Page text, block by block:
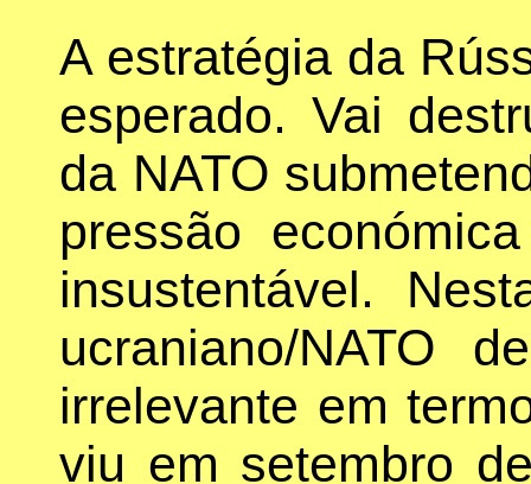
A estratégia da
esperado. Vai
da NATO
pressão
insustentável.
ucraniano/NATO
irrelevante em
viu em setembro